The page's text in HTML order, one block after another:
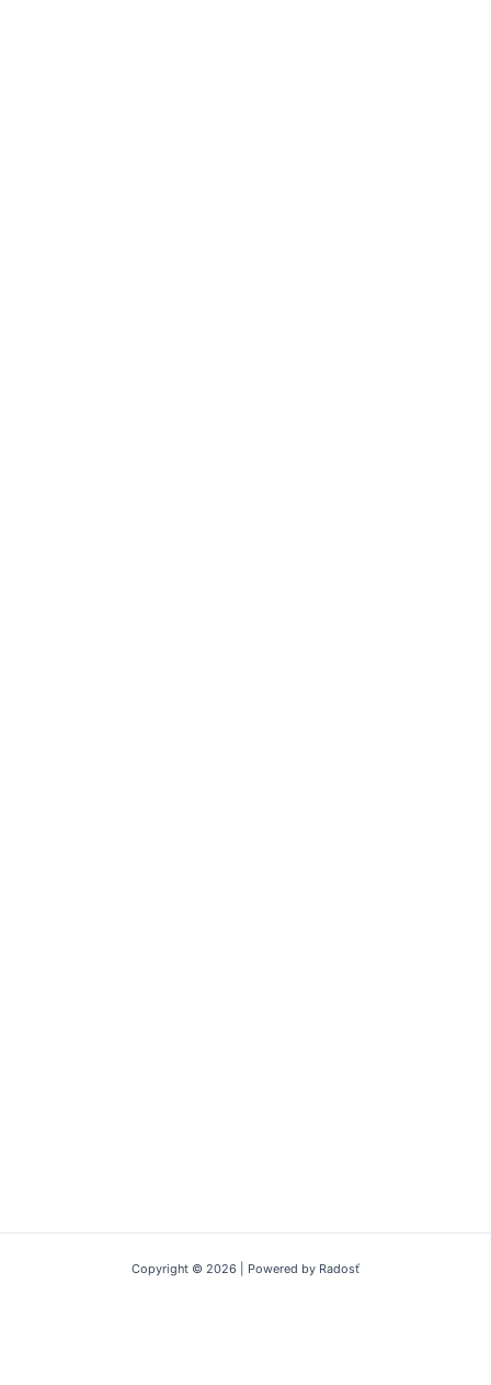
Copyright © 2026 | Powered by Radosť